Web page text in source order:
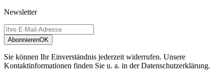
Newsletter
AbonnierenOK
Sie können Ihr Einverständnis jederzeit widerrufen. Unsere
Kontaktinformationen finden Sie u. a. in der Datenschutzerklärung.